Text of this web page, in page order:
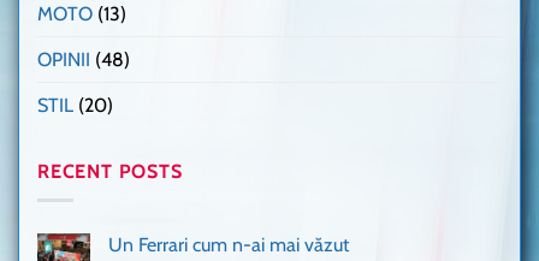
MOTO (13)
OPINII (48)
STIL (20)
RECENT POSTS
Un Ferrari cum n-ai mai văzut